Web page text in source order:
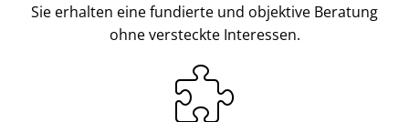
Sie erhalten eine fundierte und objektive Beratung
ohne versteckte Interessen.